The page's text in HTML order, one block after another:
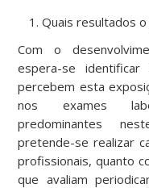
Quais resultados
Com o
espera-se
percebem esta
nos exames
predominantes
pretende-se realizar
profissionais, quanto
que avaliam